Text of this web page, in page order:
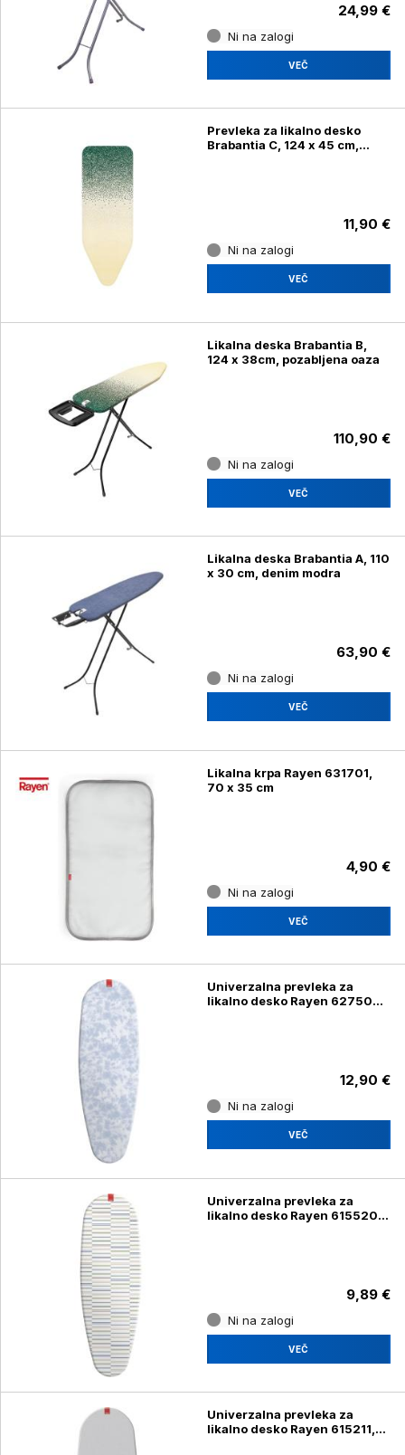
24,99 €
Ni na zalogi
VEČ
Prevleka za likalno desko
Brabantia C, 124 x 45 cm,
11,90 €
Ni na zalogi
VEČ
Likalna deska Brabantia B,
124 x 38cm, pozabljena oaza
110,90 €
Ni na zalogi
VEČ
Likalna deska Brabantia A, 110
x 30 cm, denim modra
63,90 €
Ni na zalogi
VEČ
Likalna krpa Rayen 631701,
70 x 35 cm
4,90 €
Ni na zalogi
VEČ
Univerzalna prevleka za
likalno desko Rayen 627508
12,90 €
Ni na zalogi
VEČ
Univerzalna prevleka za
likalno desko Rayen 615520,
9,89 €
Ni na zalogi
VEČ
Univerzalna prevleka za
likalno desko Rayen 615211,